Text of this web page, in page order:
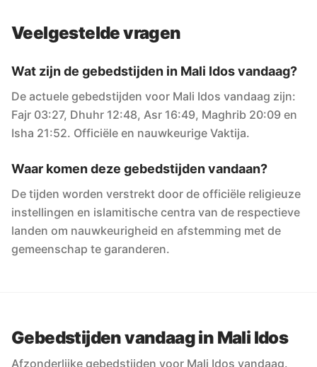
Veelgestelde vragen
Wat zijn de gebedstijden in Mali Idos vandaag?
De actuele gebedstijden voor Mali Idos vandaag zijn:
Fajr 03:27, Dhuhr 12:48, Asr 16:49, Maghrib 20:09 en
Isha 21:52. Officiële en nauwkeurige Vaktija.
Waar komen deze gebedstijden vandaan?
De tijden worden verstrekt door de officiële religieuze
instellingen en islamitische centra van de respectieve
landen om nauwkeurigheid en afstemming met de
gemeenschap te garanderen.
Gebedstijden vandaag in Mali Idos
Afzonderlijke gebedstijden voor Mali Idos vandaag.